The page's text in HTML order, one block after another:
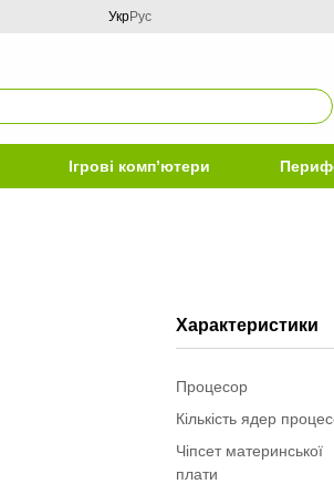
УкрРус
Ігрові комп’ютери
Характеристики
Процесор
Кількість ядер
Чіпсет материнської
плати